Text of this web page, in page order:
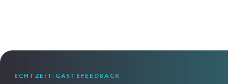
ECHTZEIT-GÄSTEFEEDBACK